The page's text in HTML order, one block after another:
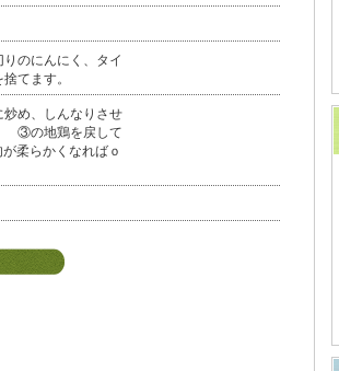
のにんにく、タイ
てます。
め、しんなりさせ
③の地鶏を戻して
柔らかくなればｏ